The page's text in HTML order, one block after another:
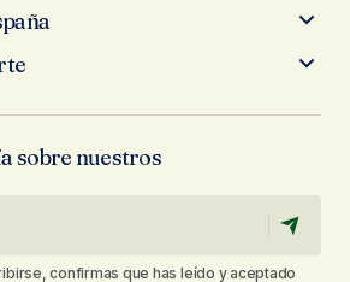
sobre nuestros
confirmas que has leído y aceptado